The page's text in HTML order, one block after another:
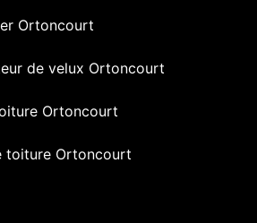
Ortoncourt
de velux Ortoncourt
Ortoncourt
toiture Ortoncourt